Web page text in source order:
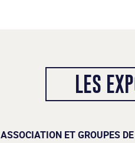
LES
ASSOCIATION ET GROUPES